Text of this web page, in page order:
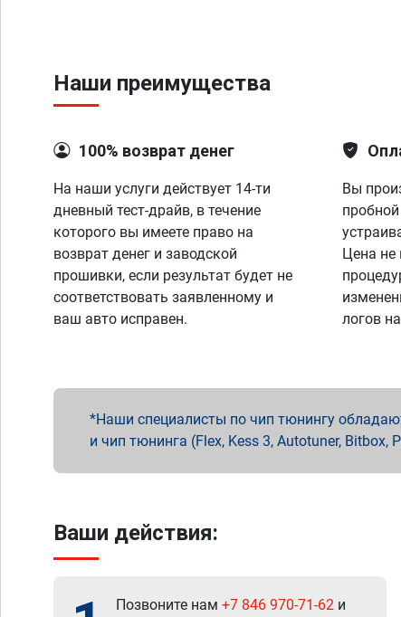
Наши преимущества
100% возврат денег
На наши услуги действует 14-ти
дневный тест-драйв, в течение
которого вы имеете право на
возврат денег и заводской
прошивки, если результат будет не
соответствовать заявленному и
ваш авто исправен.
Вы
Цена не
логов
Наши специалисты по чип тюнингу
и чип тюнинга (Flex, Kess 3, Autotuner, Bitbox,
Ваши действия:
Позвоните нам +7 846 970-71-62 и